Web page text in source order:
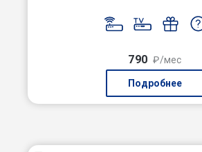
790 ₽/мес
Подробнее